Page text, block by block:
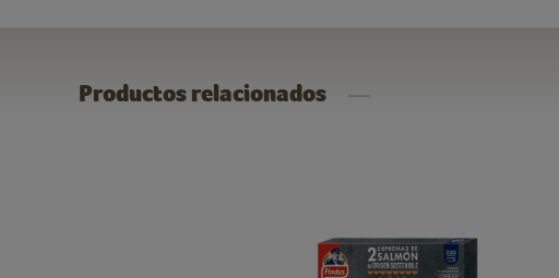
Productos relacionados